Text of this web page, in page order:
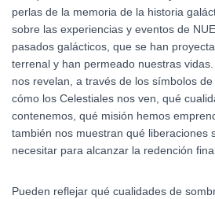
perlas de la memoria de la historia
sobre las experiencias y eventos de
pasados galácticos, que se han
terrenal y han permeado nuestras
nos revelan, a través de los símbolos de
cómo los Celestiales nos ven, qué
contenemos, qué misión hemos
también nos muestran qué liberaciones
necesitar para alcanzar la redención
Pueden reflejar qué cualidades de